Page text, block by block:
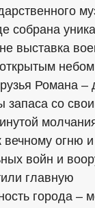
собрана
выставка
Романа –
со
огню
войн и
главную
города –